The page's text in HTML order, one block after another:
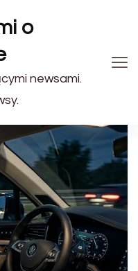
o
newsami.